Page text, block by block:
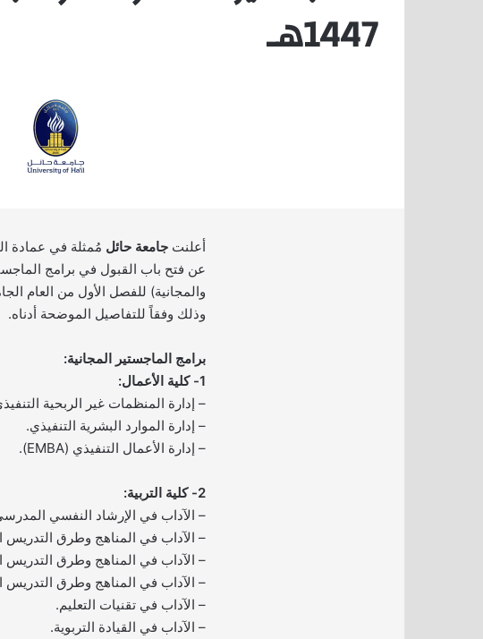
1447هـ
أعلنت جامعة حائل مُمثلة في عمادة
عن فتح باب القبول في برامج
وذلك وفقاً للتفاصيل الموضحة أدناه.
برامج الماجستير المجانية:
1- كلية الأعمال:
– إدارة المنظمات غير الربحية
– إدارة الموارد البشرية التنفيذي.
– إدارة الأعمال التنفيذي (EMBA).
2- كلية التربية:
– الآداب في الإرشاد النفسي
– الآداب في المناهج وطرق التدريس
– الآداب في المناهج وطرق التدريس
– الآداب في المناهج وطرق التدريس
– الآداب في تقنيات التعليم.
– الآداب في القيادة التربوية.